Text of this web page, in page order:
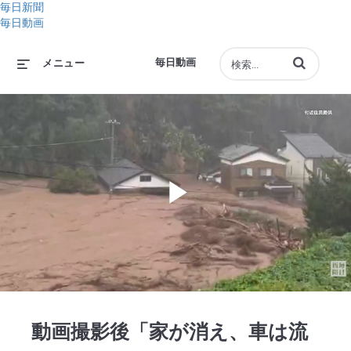
毎日新聞
毎日動画
毎日動画
メニュー 動画の検索語句
Play
動画撮影後「家が消え、車は流